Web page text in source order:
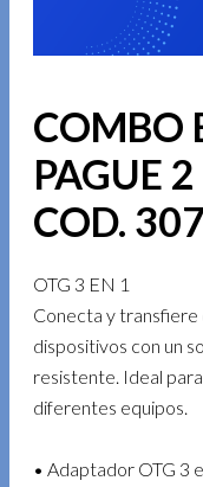
COMBO
PAGUE
COD.
OTG 3 EN 1
Conecta y transfiere
dispositivos con un
resistente. Ideal
diferentes equipos.
• Adaptador OTG 3